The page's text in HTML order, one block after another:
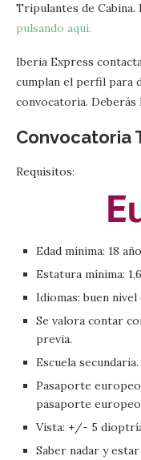
Tripulantes de
pulsando aquí.
Iberia Express
cumplan el perfil para
convocatoria.
Convocatoria
Requisitos:
Edad mínima: 18
Estatura mínima:
Idiomas: buen
Se valora contar
previa.
Escuela secundaria.
Pasaporte
pasaporte
Vista: +/- 5
Saber nadar y